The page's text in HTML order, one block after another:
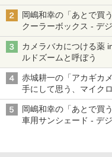
る「Filmator」
岡嶋和幸の「あとで買
クーラーボックス - デ
カメラバカにつける薬
ルドズームと呼ぼう
赤城耕一の「アカギカ
手にして思う、マイク
岡嶋和幸の「あとで買
車用サンシェード - デ